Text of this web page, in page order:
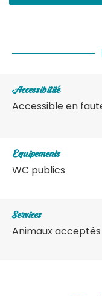
Accessibilité
Accessible en
Equipements
WC publics
Services
Animaux acceptés